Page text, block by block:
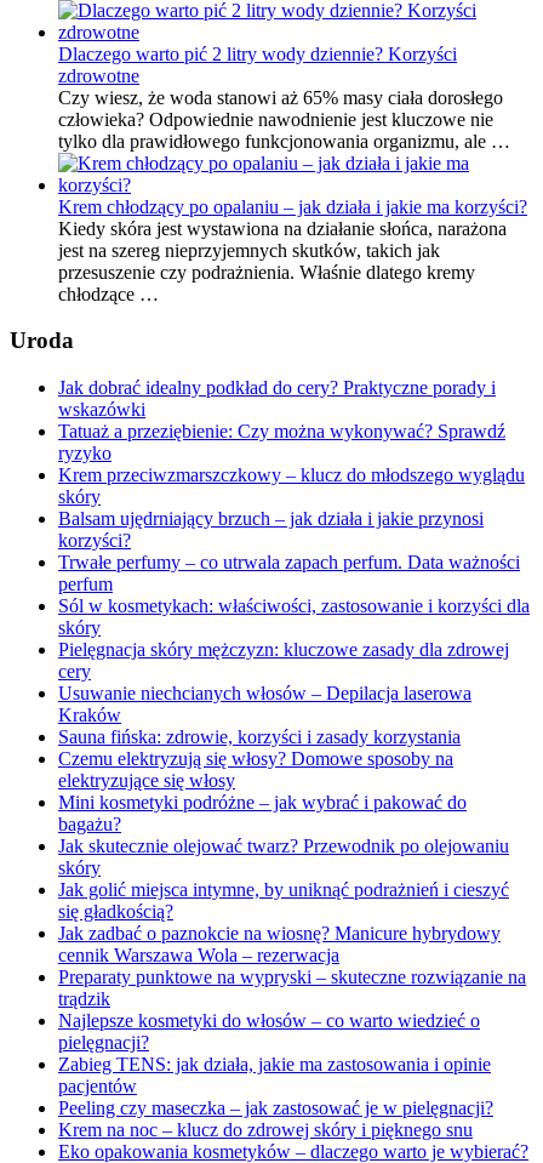
Dlaczego warto pić 2 litry wody dziennie? Korzyści
zdrowotne
Czy wiesz, że woda stanowi aż 65% masy ciała dorosłego
człowieka? Odpowiednie nawodnienie jest kluczowe nie
tylko dla prawidłowego funkcjonowania organizmu, ale …
Krem chłodzący po opalaniu – jak działa i jakie ma korzyści?
Kiedy skóra jest wystawiona na działanie słońca, narażona
jest na szereg nieprzyjemnych skutków, takich jak
przesuszenie czy podrażnienia. Właśnie dlatego kremy
chłodzące …
Uroda
Jak dobrać idealny podkład do cery? Praktyczne porady i
wskazówki
Tatuaż a przeziębienie: Czy można wykonywać? Sprawdź
ryzyko
Krem przeciwzmarszczkowy – klucz do młodszego wyglądu
skóry
Balsam ujędrniający brzuch – jak działa i jakie przynosi
korzyści?
Trwałe perfumy – co utrwala zapach perfum. Data ważności
perfum
Sól w kosmetykach: właściwości, zastosowanie i korzyści dla
skóry
Pielęgnacja skóry mężczyzn: kluczowe zasady dla zdrowej
cery
Usuwanie niechcianych włosów – Depilacja laserowa
Kraków
Sauna fińska: zdrowie, korzyści i zasady korzystania
Czemu elektryzują się włosy? Domowe sposoby na
elektryzujące się włosy
Mini kosmetyki podróżne – jak wybrać i pakować do
bagażu?
Jak skutecznie olejować twarz? Przewodnik po olejowaniu
skóry
Jak golić miejsca intymne, by uniknąć podrażnień i cieszyć
się gładkością?
Jak zadbać o paznokcie na wiosnę? Manicure hybrydowy
cennik Warszawa Wola – rezerwacja
Preparaty punktowe na wypryski – skuteczne rozwiązanie na
trądzik
Najlepsze kosmetyki do włosów – co warto wiedzieć o
pielęgnacji?
Zabieg TENS: jak działa, jakie ma zastosowania i opinie
pacjentów
Peeling czy maseczka – jak zastosować je w pielęgnacji?
Krem na noc – klucz do zdrowej skóry i pięknego snu
Eko opakowania kosmetyków – dlaczego warto je wybierać?